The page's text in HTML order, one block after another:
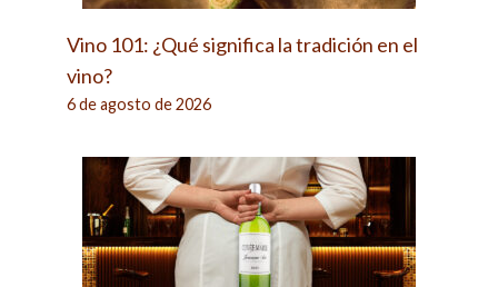
Vino 101: ¿Qué significa la tradición en el
vino?
6 de agosto de 2026